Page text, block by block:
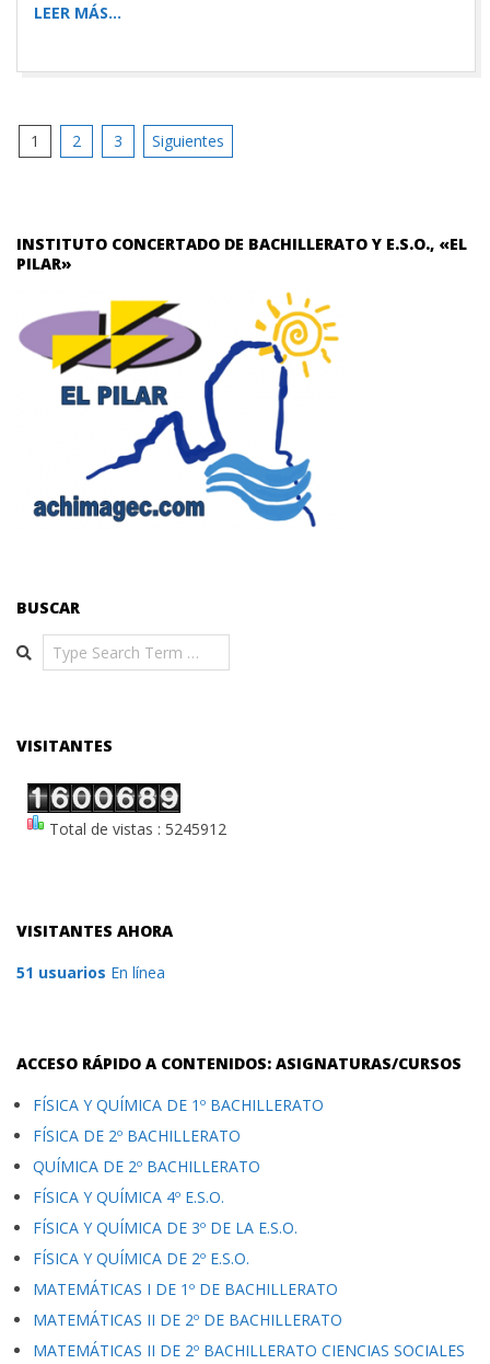
LEER MÁS…
Paginación
1 2 3 Siguientes
INSTITUTO CONCERTADO DE BACHILLERATO Y E.S.O., «EL
PILAR»
BUSCAR
Search
VISITANTES
Total de vistas : 5245912
VISITANTES AHORA
51 usuarios En línea
ACCESO RÁPIDO A CONTENIDOS: ASIGNATURAS/CURSOS
FÍSICA Y QUÍMICA DE 1º BACHILLERATO
FÍSICA DE 2º BACHILLERATO
QUÍMICA DE 2º BACHILLERATO
FÍSICA Y QUÍMICA 4º E.S.O.
FÍSICA Y QUÍMICA DE 3º DE LA E.S.O.
FÍSICA Y QUÍMICA DE 2º E.S.O.
MATEMÁTICAS I DE 1º DE BACHILLERATO
MATEMÁTICAS II DE 2º DE BACHILLERATO
MATEMÁTICAS II DE 2º BACHILLERATO CIENCIAS SOCIALES